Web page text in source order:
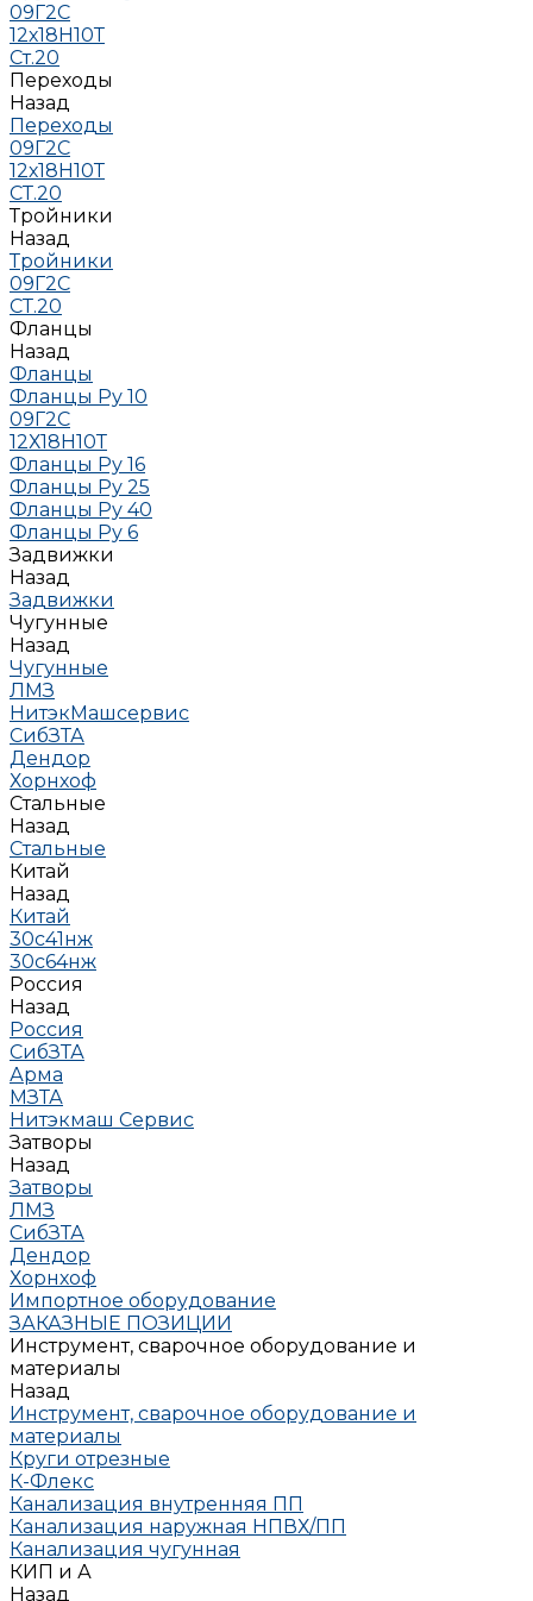
09Г2С
12х18Н10Т
Ст.20
Переходы
Назад
Переходы
09Г2С
12х18Н10Т
СТ.20
Тройники
Назад
Тройники
09Г2С
СТ.20
Фланцы
Назад
Фланцы
Фланцы Ру 10
09Г2С
12Х18Н10Т
Фланцы Ру 16
Фланцы Ру 25
Фланцы Ру 40
Фланцы Ру 6
Задвижки
Назад
Задвижки
Чугунные
Назад
Чугунные
ЛМЗ
НитэкМашсервис
СибЗТА
Дендор
Хорнхоф
Стальные
Назад
Стальные
Китай
Назад
Китай
30с41нж
30с64нж
Россия
Назад
Россия
СибЗТА
Арма
МЗТА
Нитэкмаш Сервис
Затворы
Назад
Затворы
ЛМЗ
СибЗТА
Дендор
Хорнхоф
Импортное оборудование
ЗАКАЗНЫЕ ПОЗИЦИИ
Инструмент, сварочное оборудование и
материалы
Назад
Инструмент, сварочное оборудование и
материалы
Круги отрезные
К-Флекс
Канализация внутренняя ПП
Канализация наружная НПВХ/ПП
Канализация чугунная
КИП и А
Назад